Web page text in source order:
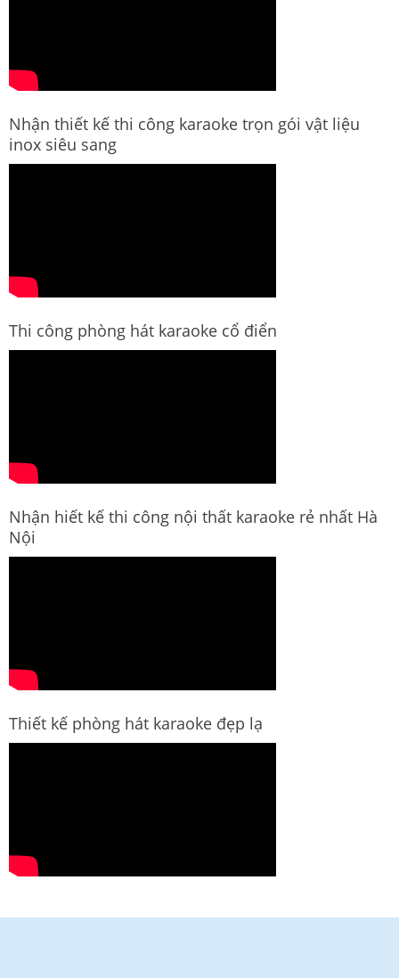
Nhận thiết kế thi công karaoke trọn gói vật liệu
inox siêu sang
Thi công phòng hát karaoke cổ điển
Nhận hiết kế thi công nội thất karaoke rẻ nhất Hà
Nội
Thiết kế phòng hát karaoke đẹp lạ